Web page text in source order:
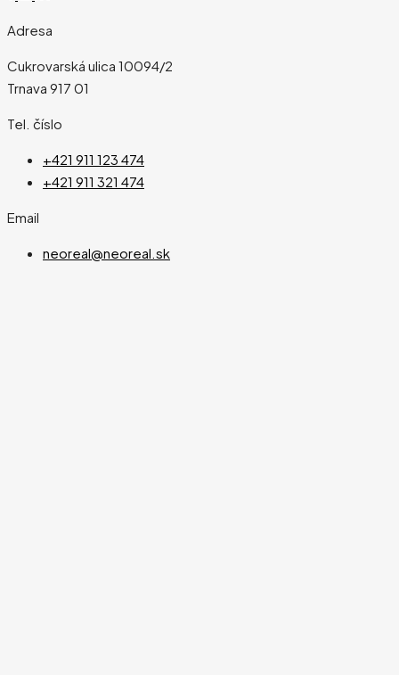
Adresa
Cukrovarská ulica 10094/2
Trnava 917 01
Tel. číslo
+421 911 123 474
+421 911 321 474
Email
neoreal@neoreal.sk